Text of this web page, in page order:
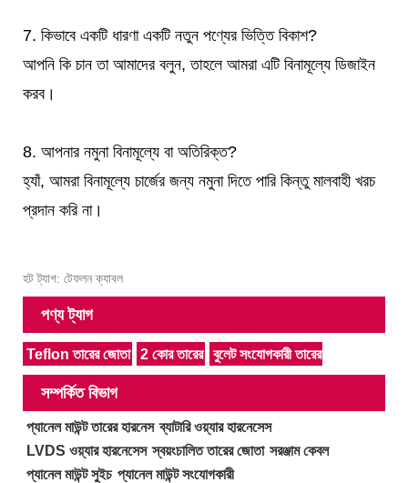
7. কিভাবে একটি ধারণা একটি নতুন পণ্যের ভিত্তি বিকাশ?
আপনি কি চান তা আমাদের বলুন, তাহলে আমরা এটি বিনামূল্যে ডিজাইন
করব।
8. আপনার নমুনা বিনামূল্যে বা অতিরিক্ত?
হ্যাঁ, আমরা বিনামূল্যে চার্জের জন্য নমুনা দিতে পারি কিন্তু মালবাহী খরচ
প্রদান করি না।
হট ট্যাগ: টেফলন ক্যাবল
পণ্য ট্যাগ
Teflon তারের জোতা 2 কোর তারের বুলেট সংযোগকারী তারের
সম্পর্কিত বিভাগ
প্যানেল মাউন্ট তারের হারনেস ব্যাটারি ওয়্যার হারনেসেস
LVDS ওয়্যার হারনেসেস স্বয়ংচালিত তারের জোতা সরঞ্জাম কেবল
প্যানেল মাউন্ট সুইচ প্যানেল মাউন্ট সংযোগকারী